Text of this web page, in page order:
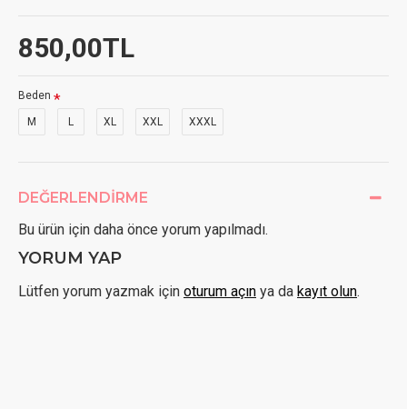
850,00TL
Beden
M L XL XXL XXXL
DEĞERLENDIRME
Bu ürün için daha önce yorum yapılmadı.
YORUM YAP
Lütfen yorum yazmak için oturum açın ya da kayıt olun.